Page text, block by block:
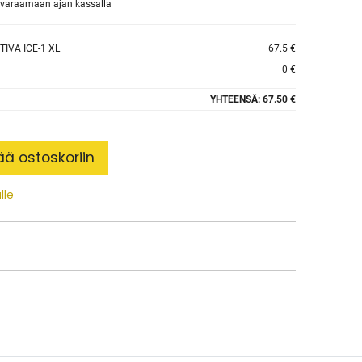
ajan kassalla
ICE-1 XL
67.5 €
0 €
YHTEENSÄ: 67.50 €
ostoskoriin